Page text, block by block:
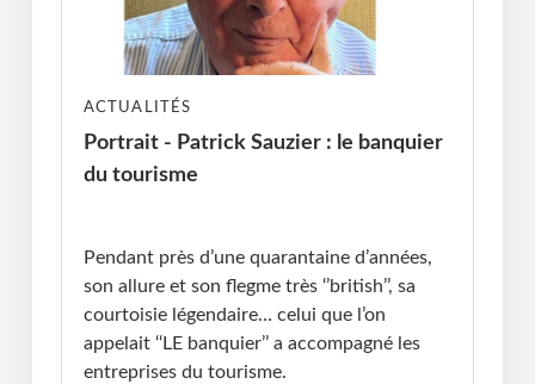
ACTUALITÉS
Portrait - Patrick Sauzier : le banquier
du tourisme
Pendant près d’une quarantaine d’années,
son allure et son flegme très ‘’british’’, sa
courtoisie légendaire… celui que l’on
appelait ‘‘LE banquier’’ a accompagné les
entreprises du tourisme.